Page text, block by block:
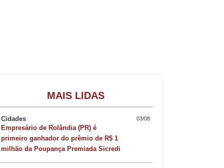
MAIS LIDAS
Cidades 03/08
Empresário de Rolândia (PR) é
primeiro ganhador do prêmio de R$ 1
milhão da Poupança Premiada Sicredi